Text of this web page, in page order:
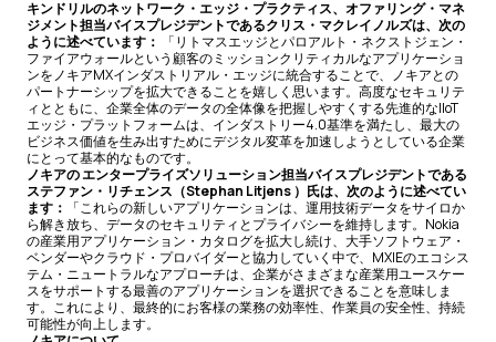
キンドリルのネットワーク・エッジ・プラクティス、オファリング・マネ
ジメント担当バイスプレジデントであるクリス・マクレイノルズは、次の
ように述べています：
「リトマスエッジとパロアルト・ネクストジェン・
ファイアウォールという顧客のミッションクリティカルなアプリケーショ
ンをノキアMXインダストリアル・エッジに統合することで、ノキアとの
パートナーシップを拡大できることを嬉しく思います。高度なセキュリテ
ィとともに、企業全体のデータの全体像を把握しやすくする先進的なIIoT
エッジ・プラットフォームは、インダストリー4.0基準を満たし、最大の
ビジネス価値を生み出すためにデジタル変革を加速しようとしている企業
にとって基本的なものです。
ノキアのエンタープライズソリューション担当バイスプレジデントである
ステファン・リチェンス（Stephan Litjens ）氏は、次のように述べてい
ます：
「これらの新しいアプリケーションは、運用技術データをサイロか
ら解き放ち、データのセキュリティとプライバシーを維持します。Nokia
の産業用アプリケーション・カタログを拡大し続け、大手ソフトウェア・
ベンダーやクラウド・プロバイダーと協力していく中で、MXIEのエコシス
テム・ニュートラルなアプローチは、企業がさまざまな産業用ユースケー
スをサポートする最善のアプリケーションを選択できることを意味しま
す。これにより、最終的にお客様の業務の効率性、作業員の安全性、持続
可能性が向上します。